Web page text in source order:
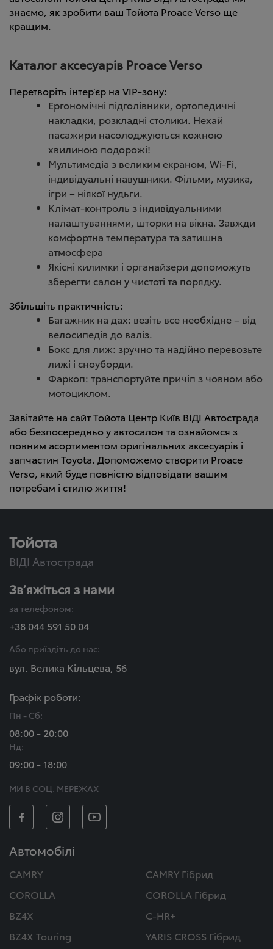
знаємо, як зробити ваш Тойота Proace Verso ще
кращим.
Каталог аксесуарів Proace Verso
Перетворіть інтер’єр на VIP-зону:
Ергономічні підголівники, ортопедичні
накладки, розкладні столики. Нехай
пасажири насолоджуються кожною
хвилиною подорожі!
Мультимедіа з великим екраном, Wi-Fi,
індивідуальні навушники. Фільми, музика,
ігри – ніякої нудьги.
Клімат-контроль з індивідуальними
налаштуваннями, шторки на вікна. Завжди
комфортна температура та затишна
атмосфера
Якісні килимки і органайзери допоможуть
зберегти салон у чистоті та порядку.
Збільшіть практичність:
Багажник на дах: везіть все необхідне – від
велосипедів до валіз.
Бокс для лиж: зручно та надійно перевозьте
лижі і сноуборди.
Фаркоп: транспортуйте причіп з човном або
мотоциклом.
Завітайте на сайт Тойота Центр Київ ВІДІ Автострада
або безпосередньо у автосалон та ознайомся з
повним асортиментом оригінальних аксесуарів і
запчастин Toyota. Допоможемо створити Proace
Verso, який буде повністю відповідати вашим
потребам і стилю життя!
Тойота
ВІДІ Автострада
Зв’яжіться з нами
за телефоном:
+38 044 591 50 04
Або приїздіть до нас:
вул. Велика Кільцева, 56
Графік роботи:
Пн - Сб:
08:00 - 20:00
Нд:
09:00 - 18:00
МИ В СОЦ. МЕРЕЖАХ
Автомобілі
CAMRY
CAMRY Гібрид
COROLLA
COROLLA Гібрид
BZ4X
C-HR+
BZ4X Touring
YARIS CROSS Гібрид